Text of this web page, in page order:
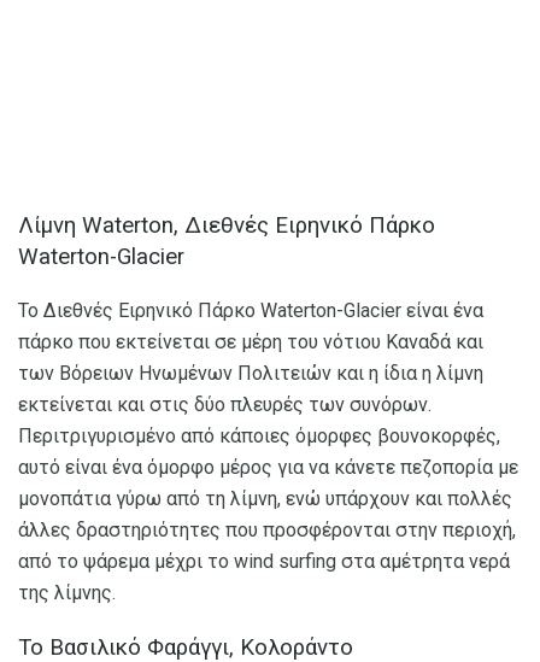
Λίμνη Waterton, Διεθνές Ειρηνικό Πάρκο
Waterton-Glacier
Το Διεθνές Ειρηνικό Πάρκο Waterton-Glacier είναι ένα
πάρκο που εκτείνεται σε μέρη του νότιου Καναδά και
των Βόρειων Ηνωμένων Πολιτειών και η ίδια η λίμνη
εκτείνεται και στις δύο πλευρές των συνόρων.
Περιτριγυρισμένο από κάποιες όμορφες βουνοκορφές,
αυτό είναι ένα όμορφο μέρος για να κάνετε πεζοπορία με
μονοπάτια γύρω από τη λίμνη, ενώ υπάρχουν και πολλές
άλλες δραστηριότητες που προσφέρονται στην περιοχή,
από το ψάρεμα μέχρι το wind surfing στα αμέτρητα νερά
της λίμνης.
Το Βασιλικό Φαράγγι, Κολοράντο